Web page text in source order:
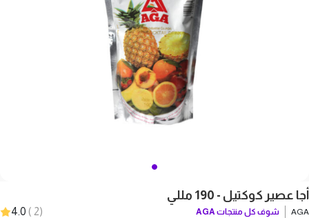
أجا عصير كوكتيل - 190 مللي
AGA شوف كل منتجاتAGA
(
2
)
4.0